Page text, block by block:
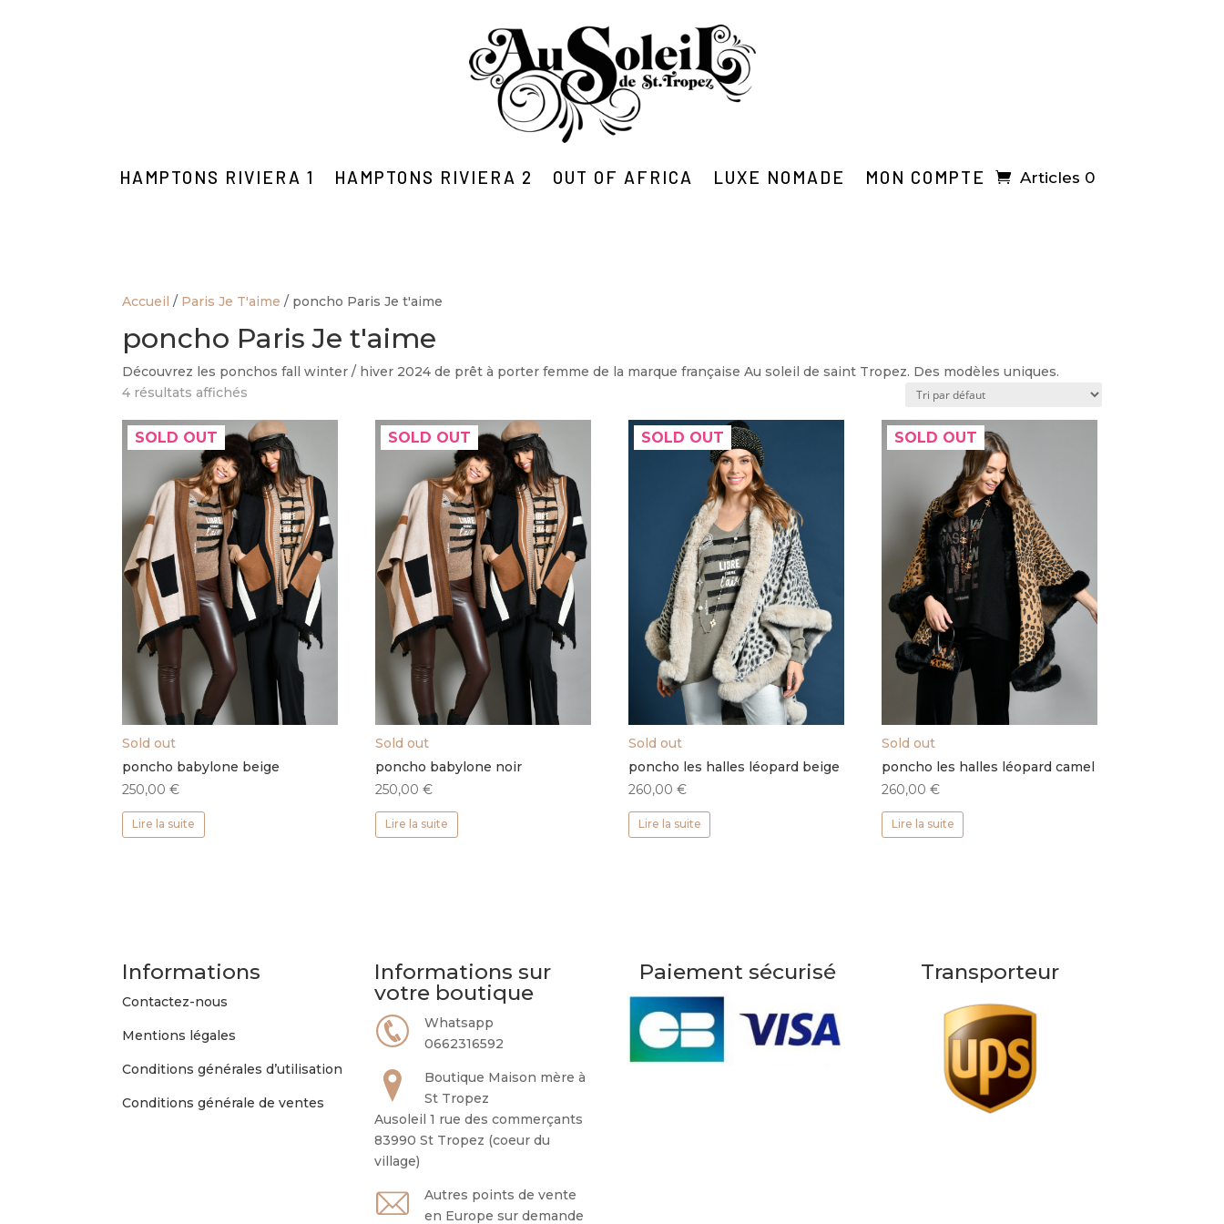
HAMPTONS RIVIERA 1 HAMPTONS RIVIERA 2 OUT OF AFRICA LUXE NOMADE MON COMPTE Articles 0
Accueil / Paris Je T'aime / poncho Paris Je t'aime
poncho Paris Je t'aime
Découvrez les ponchos fall winter / hiver 2024 de prêt à porter femme de la marque française Au soleil de saint Tropez. Des modèles uniques.
4 résultats affichés
SOLD OUT
Sold out
poncho babylone beige
250,00€
Lire la suite
SOLD OUT
Sold out
poncho babylone noir
250,00€
Lire la suite
SOLD OUT
Sold out
poncho les halles léopard beige
260,00€
Lire la suite
SOLD OUT
Sold out
poncho les halles léopard camel
260,00€
Lire la suite
Informations
Contactez-nous
Mentions légales
Conditions générales d’utilisation
Conditions générale de ventes
Informations sur
votre boutique
Whatsapp
0662316592
Boutique Maison mère à
St Tropez
Ausoleil 1 rue des commerçants
83990 St Tropez (coeur du
village)
Autres points de vente
en Europe sur demande
Paiement sécurisé Transporteur